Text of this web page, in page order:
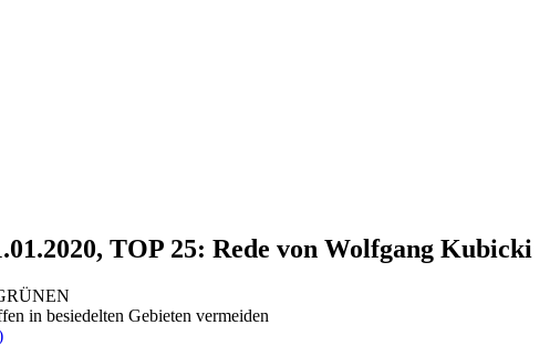
TOP 25: Rede von Wolfgang Kubicki
in besiedelten Gebieten vermeiden